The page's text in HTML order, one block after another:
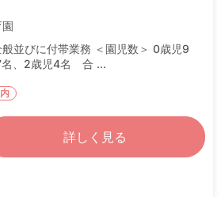
並びに付帯業務 ＜園児数＞ 0歳児9
名、2歳児4名 合 ...
詳しく見る